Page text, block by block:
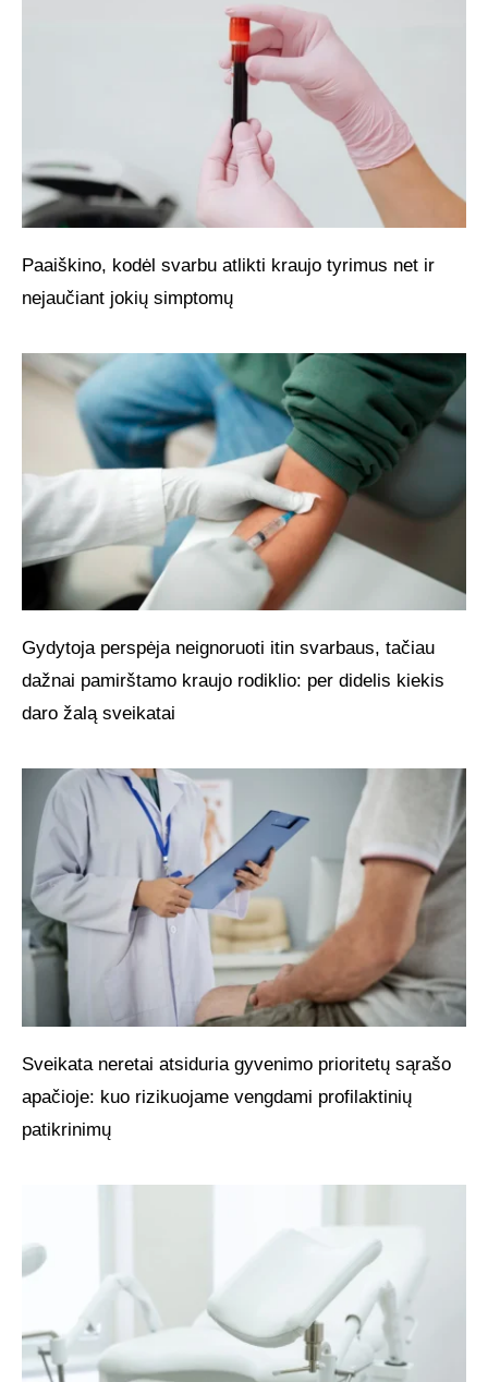
Paaiškino, kodėl svarbu atlikti kraujo tyrimus net ir
nejaučiant jokių simptomų
Gydytoja perspėja neignoruoti itin svarbaus, tačiau
dažnai pamirštamo kraujo rodiklio: per didelis kiekis
daro žalą sveikatai
Sveikata neretai atsiduria gyvenimo prioritetų sąrašo
apačioje: kuo rizikuojame vengdami profilaktinių
patikrinimų